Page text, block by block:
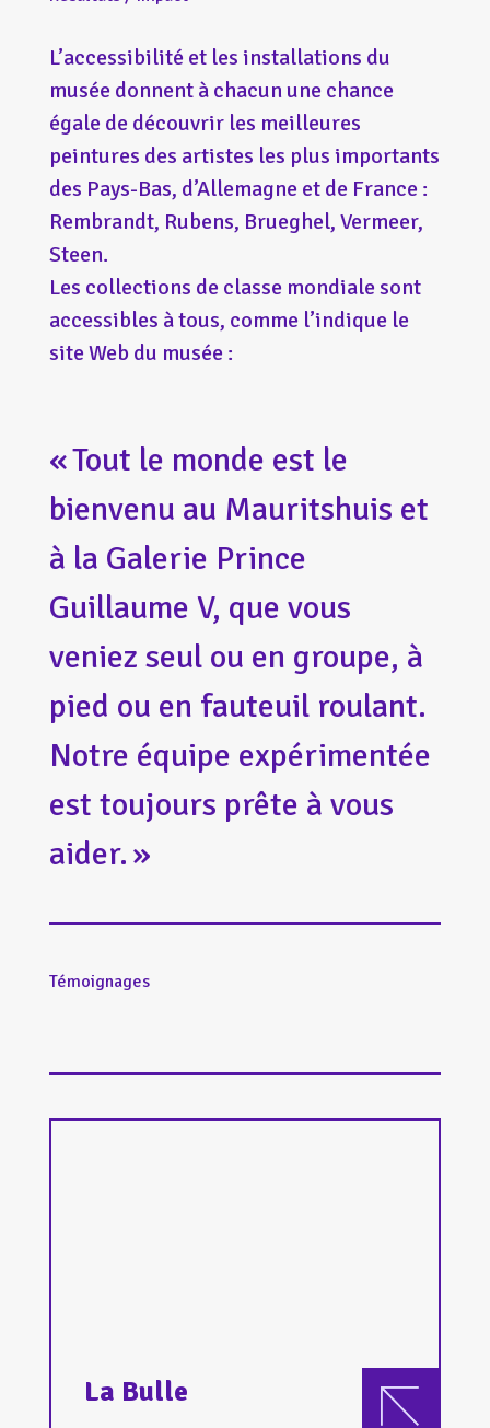
L’accessibilité et les installations du
musée donnent à chacun une chance
égale de découvrir les meilleures
peintures des artistes les plus importants
des Pays-Bas, d’Allemagne et de France :
Rembrandt, Rubens, Brueghel, Vermeer,
Steen.
Les collections de classe mondiale sont
accessibles à tous, comme l’indique le
site Web du musée :
« Tout le monde est le
bienvenu au Mauritshuis et
à la Galerie Prince
Guillaume V, que vous
veniez seul ou en groupe, à
pied ou en fauteuil roulant.
Notre équipe expérimentée
est toujours prête à vous
aider. »
Témoignages
La Bulle